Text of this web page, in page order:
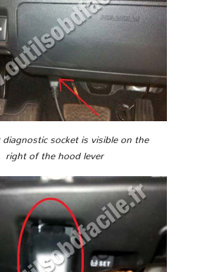
diagnostic socket is visible on the
right of the hood lever